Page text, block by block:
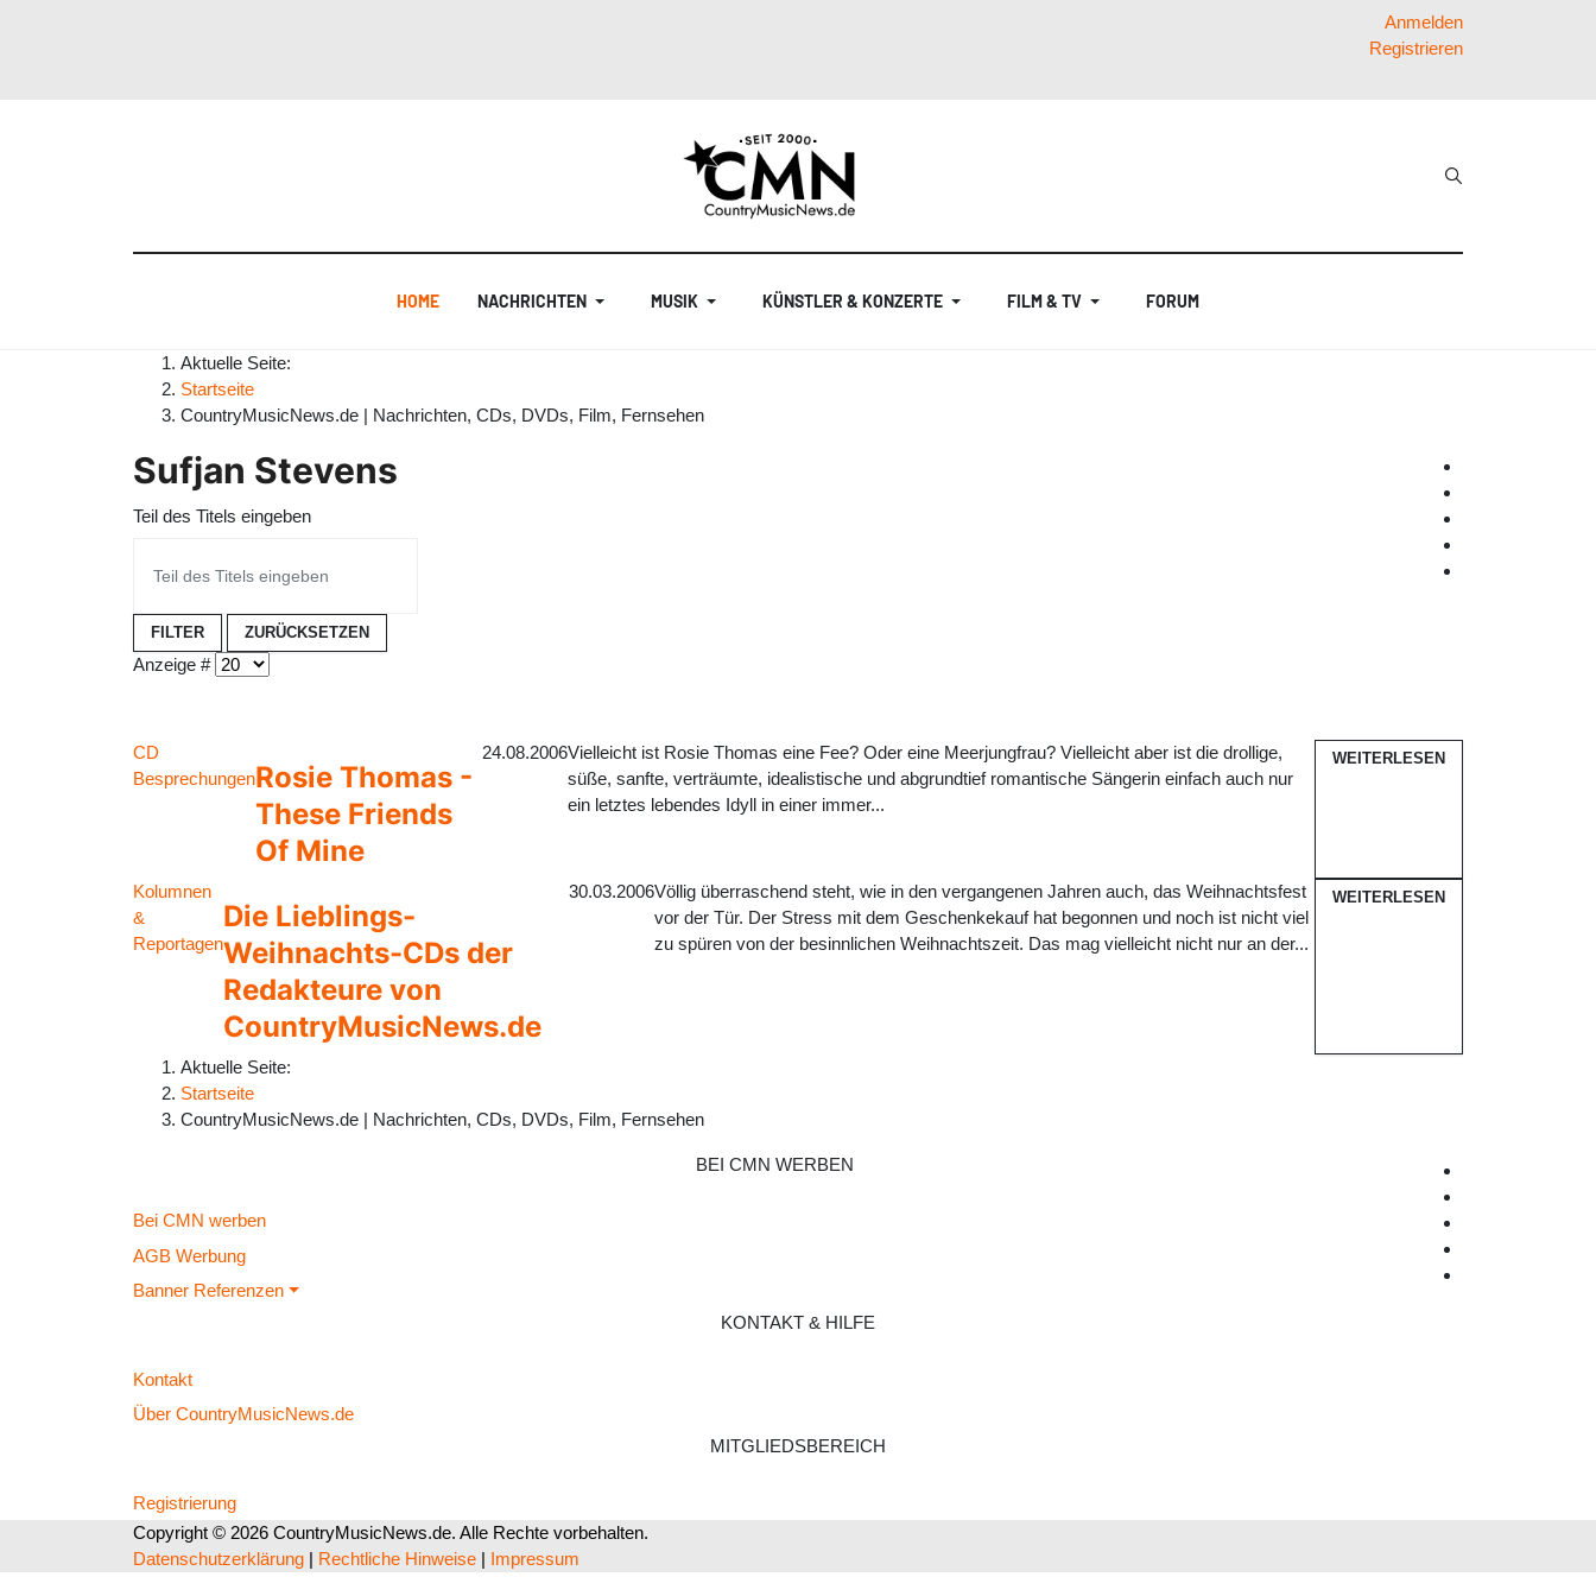
Anmelden
Registrieren
HOME NACHRICHTEN MUSIK KÜNSTLER & KONZERTE FILM & TV FORUM
Aktuelle Seite:
Startseite
CountryMusicNews.de | Nachrichten, CDs, DVDs, Film, Fernsehen
Sufjan Stevens
Teil des Titels eingeben
FILTER ZURÜCKSETZEN
Anzeige #
CD
BesprechungenRosie Thomas -
These Friends
Of Mine
24.08.2006Vielleicht ist Rosie Thomas eine Fee? Oder eine Meerjungfrau? Vielleicht aber ist die drollige,
süße, sanfte, verträumte, idealistische und abgrundtief romantische Sängerin einfach auch nur
ein letztes lebendes Idyll in einer immer...
WEITERLESEN
Kolumnen
&
Reportagen
Die Lieblings-
Weihnachts-CDs der
Redakteure von
CountryMusicNews.de
30.03.2006Völlig überraschend steht, wie in den vergangenen Jahren auch, das Weihnachtsfest
vor der Tür. Der Stress mit dem Geschenkekauf hat begonnen und noch ist nicht viel
zu spüren von der besinnlichen Weihnachtszeit. Das mag vielleicht nicht nur an der...
WEITERLESEN
Aktuelle Seite:
Startseite
CountryMusicNews.de | Nachrichten, CDs, DVDs, Film, Fernsehen
BEI CMN WERBEN
Bei CMN werben
AGB Werbung
Banner Referenzen
KONTAKT & HILFE
Kontakt
Über CountryMusicNews.de
MITGLIEDSBEREICH
Registrierung
Copyright © 2026 CountryMusicNews.de. Alle Rechte vorbehalten.
Datenschutzerklärung | Rechtliche Hinweise | Impressum